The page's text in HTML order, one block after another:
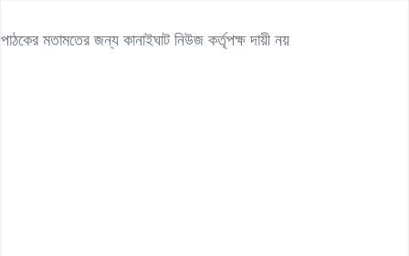
পাঠকের মতামতের জন্য কানাইঘাট নিউজ কর্তৃপক্ষ দায়ী নয়